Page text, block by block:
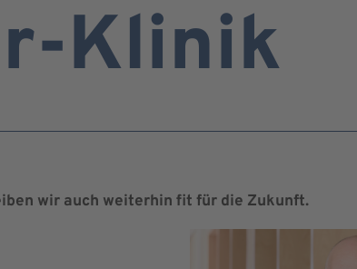
Klinik
wir auch weiterhin fit für die Zukunft.